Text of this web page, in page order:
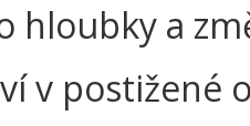
hloubky a
v postižené